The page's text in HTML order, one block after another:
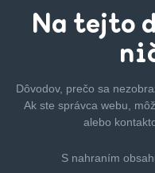
Na tejto
Dôvodov, prečo sa
Ak ste správca webu,
alebo
S nahraním